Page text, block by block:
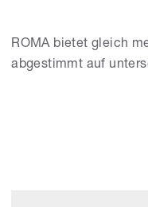
ROMA bietet gleich
abgestimmt auf